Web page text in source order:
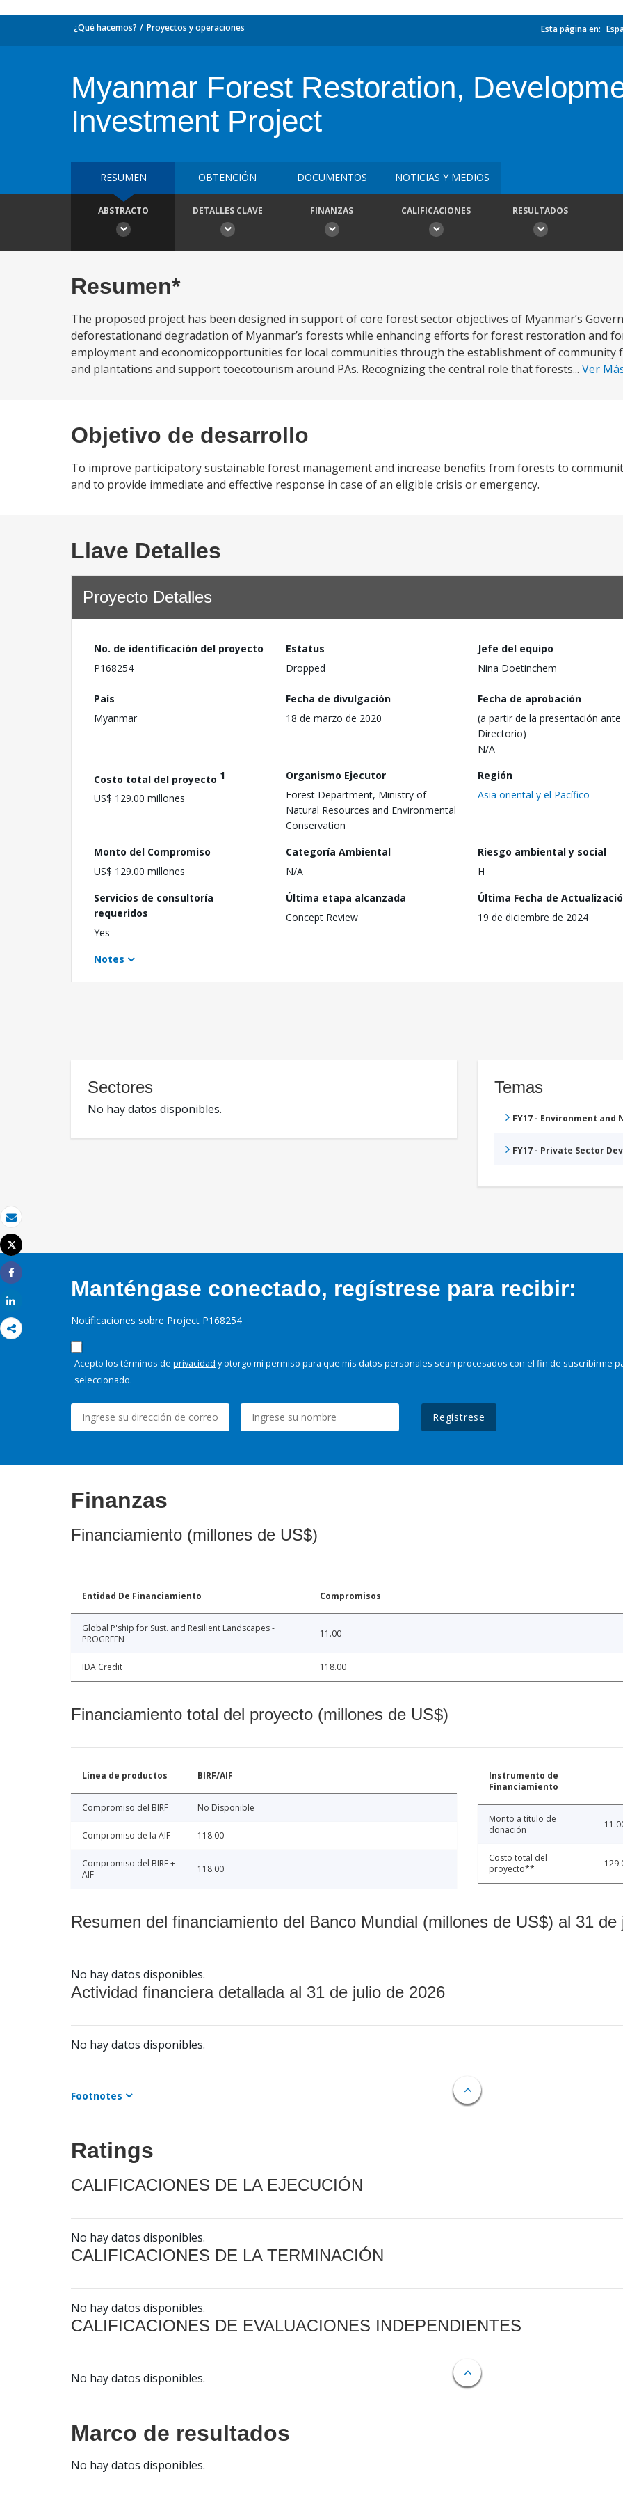
Correo electrónico
Imprimir
Tweet
Share
¿Qué hacemos? Proyectos y operaciones Esta página en:
Myanmar Forest Restoration,
Investment Project
RESUMEN OBTENCIÓN DOCUMENTOS NOTICIAS Y MEDIOS
ABSTRACTO DETALLES CLAVE FINANZAS CALIFICACIONES RESULTADOS
Resumen*
The proposed project has been designed in support of core forest sector objectives of Myanmar’s
deforestationand degradation of Myanmar’s forests while enhancing efforts for forest restoration and
employment and economicopportunities for local communities through the establishment of community
and plantations and support toecotourism around PAs. Recognizing the central role that forests... Ver
Objetivo de desarrollo
To improve participatory sustainable forest management and increase benefits from forests to
and to provide immediate and effective response in case of an eligible crisis or emergency.
Llave Detalles
Proyecto Detalles
No. de identificación del proyecto
P168254
Estatus
Dropped
Jefe del equipo
Nina Doetinchem
País
Myanmar
Fecha de divulgación
18 de marzo de 2020
Fecha de aprobación
(a partir de la presentación ante
Directorio)
N/A
Costo total del proyecto 1
US$ 129.00 millones
Organismo Ejecutor
Forest Department, Ministry of
Natural Resources and Environmental
Conservation
Región
Asia oriental y el Pacífico
Monto del Compromiso
US$ 129.00 millones
Categoría Ambiental
N/A
Riesgo ambiental y social
H
Servicios de consultoría
requeridos
Yes
Última etapa alcanzada
Concept Review
Última Fecha de
19 de diciembre de 2024
Notes
Sectores
No hay datos disponibles.
Temas
FY17 - Environment
FY17 - Private Sector
Manténgase conectado, regístrese para recibir:
Notificaciones sobre Project P168254
Acepto los términos de privacidad y otorgo mi permiso para que mis datos personales sean procesados con el fin de suscribirme
seleccionado.
Regístrese
Finanzas
Financiamiento (millones de US$)
Entidad De Financiamiento Compromisos
Global P'ship for Sust. and Resilient Landscapes -
PROGREEN
11.00
IDA Credit 118.00
Financiamiento total del proyecto (millones de US$)
Línea de productos BIRF/AIF
Compromiso del BIRF No Disponible
Compromiso de la AIF 118.00
Compromiso del BIRF +
AIF
118.00
Instrumento de
Financiamiento
Monto a título de
donación
Costo total del
proyecto**
Resumen del financiamiento del Banco Mundial (millones de US$) al 31 de
No hay datos disponibles.
Actividad financiera detallada al 31 de julio de 2026
No hay datos disponibles.
Footnotes
Ratings
CALIFICACIONES DE LA EJECUCIÓN
No hay datos disponibles.
CALIFICACIONES DE LA TERMINACIÓN
No hay datos disponibles.
CALIFICACIONES DE EVALUACIONES INDEPENDIENTES
No hay datos disponibles.
Marco de resultados
No hay datos disponibles.